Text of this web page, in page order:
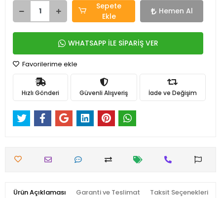
Sepete
Ekle
Hemen Al
WHATSAPP İLE SİPARİŞ VER
Favorilerime ekle
Hızlı Gönderi Güvenli Alışveriş İade ve Değişim
Ürün Açıklaması Garanti ve Teslimat Taksit Seçenekleri